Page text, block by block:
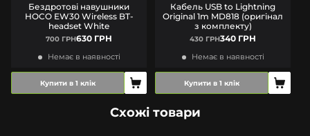
Бездротові навушники
HOCO EW30 Wireless BT-
headset White
700 ГРН630 ГРН
Немає в наявності
Купити в 1 клік
Кабель USB to Lightning
Original 1m MD818 (оригінал
з комплекту)
430 ГРН340 ГРН
Немає в наявності
Купити в 1 клік
Схожі товари